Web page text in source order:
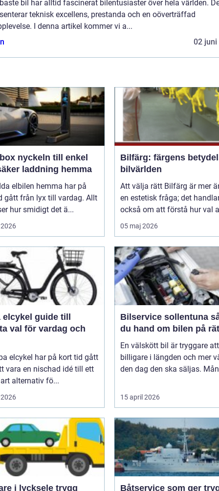
bil har alltid fascinerat bilentusiaster över hela världen.
teknisk excellens, prestanda och en oöverträffad
I denna artikel kommer vi a...
02 juni
till enkel
laddning hemma
elbilen hemma har på
gått från lyx till vardag. Allt
hur smidigt det ä...
Bilfärg: färgens
bilvärlden
Att välja rätt Bilfärg är mer
en estetisk fråga; det
också om att förstå hur val
05 maj 2026
guide till
val för vardag och
elcykel har på kort tid gått
vara en nischad idé till ett
alternativ fö...
Bilservice sollentuna så tar
du hand om bilen på
En välskött bil är tryggare
billigare i längden och mer
den dag den ska säljas.
15 april 2026
i lycksele trygg
Båtservice som ger